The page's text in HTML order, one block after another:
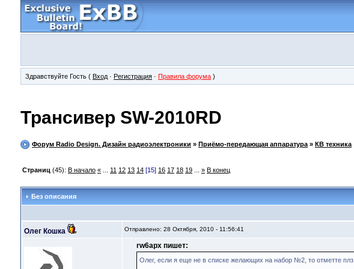
Здравствуйте Гость ( Вход · Регистрация · Правила форума )
Трансивер SW-2010RD
Форум Radio Design. Дизайн радиоэлектроники » Приёмо-передающая аппаратура » КВ техника
Страниц (45): В начало « 11 12 13 14 [15] 16 17 18 19 » В конец
Без описания
Олег Кошка Отправлено: 28 Октября, 2010 - 11:56:41
rw6apx пишет:
Олег, если я еще не в списке желающих на набор №2, то отметте плз.